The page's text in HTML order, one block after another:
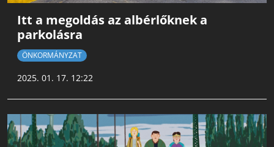
Itt a megoldás az albérlőknek a
parkolásra
ÖNKORMÁNYZAT
2025. 01. 17. 12:22